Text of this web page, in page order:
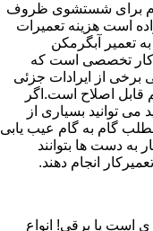
برای شستشوی ظروف
است هزینه تعمیرات
تعمیر آبگرمکن
کار تخصصی است که
از ایرادات جزئی
قابل اصلاح است.اگر
می توانید بسیاری از
گام به گام عیب یابی
به دست ها بتوانند
انجام دهند.
است یا برقی! انواع